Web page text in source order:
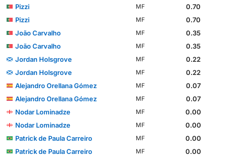
Pizzi MF
0.70
Pizzi
MF
0.70
João Carvalho
MF
0.35
João Carvalho
MF
0.35
Jordan Holsgrove
MF
0.22
Jordan Holsgrove
MF
0.22
Alejandro Orellana Gómez
MF
0.07
Alejandro Orellana Gómez
MF
0.07
Nodar Lominadze
MF
0.00
Nodar Lominadze
MF
0.00
Patrick de Paula Carreiro
MF
0.00
Patrick de Paula Carreiro
MF
0.00